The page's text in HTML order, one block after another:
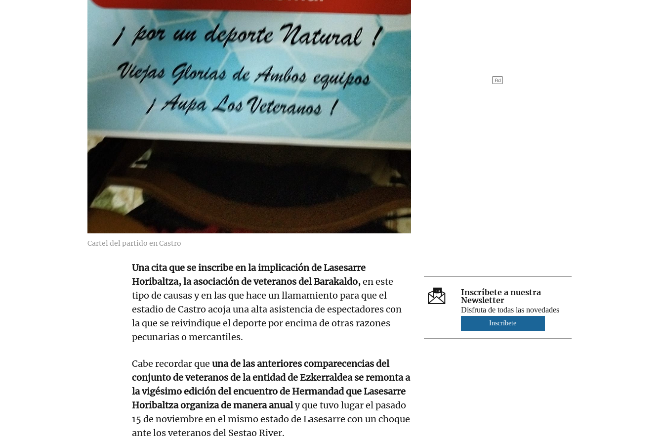
Cartel del partido en Castro
Una cita que se inscribe en la implicación de Lasesarre
Horibaltza,la asociación de veteranos del Barakaldo,en este
tipo de causas y en las que hace un llamamiento para que el
estadio de Castro acoja una alta asistencia de espectadores con
la que se reivindique el deporte por encima de otras razones
pecunarias o mercantiles.
Cabe recordar que una de las anteriores comparecencias del
conjunto de veteranos de la entidad de Ezkerraldea se remonta a
la vigésimo edición del encuentro de Hermandad que Lasesarre
Horibaltzaorganiza de manera anualy que tuvo lugar el pasado
15 de noviembre en el mismo estado de Lasesarre con un choque
ante los veteranos del Sestao River.
Inscríbete a nuestra
Newsletter
Disfruta de todas las novedades
Inscríbete